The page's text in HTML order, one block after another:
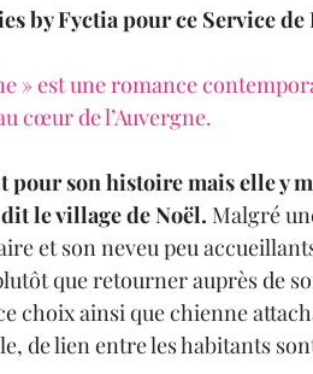
by Fyctia pour ce Service de
» est une romance
cœur de l’Auvergne.
pour son histoire mais elle y
le village de Noël. Malgré
et son neveu peu
que retourner auprès de
choix ainsi que chienne
de lien entre les habitants